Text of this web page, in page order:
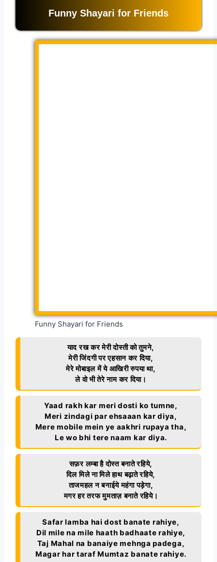
Funny Shayari for Friends
Funny Shayari for Friends
याद रख कर मेरी दोस्ती को तुमने,
मेरी जिंदगी पर एहसान कर दिया,
मेरे मोबाइल में ये आखिरी रुपया था,
ले वो भी तेरे नाम कर दिया।
Yaad rakh kar meri dosti ko tumne,
Meri zindagi par ehsaaan kar diya,
Mere mobile mein ye aakhri rupaya tha,
Le wo bhi tere naam kar diya.
सफ़र लम्बा है दोस्त बनाते रहिये,
दिल मिले ना मिले हाथ बढ़ाते रहिये,
ताजमहल न बनाईये महंगा पड़ेगा,
मगर हर तरफ मुमताज़ बनाते रहिये।
Safar lamba hai dost banate rahiye,
Dil mile na mile haath badhaate rahiye,
Taj Mahal na banaiye mehnga padega,
Magar har taraf Mumtaz banate rahiye.